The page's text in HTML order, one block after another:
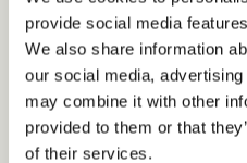
provide social media
We also share information
our social media,
may combine it with other
provided to them or that
of their services.
PAKETPRIS
- få
Börja prenumerera på
nyhetsbrev för unika
Astrid Lindgren.